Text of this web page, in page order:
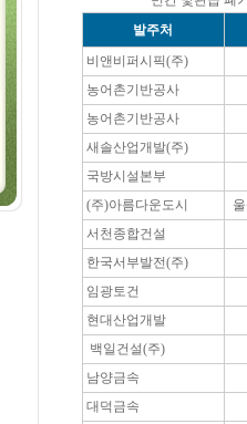
발주처
비앤비퍼시픽(주)
농어촌기반공사
농어촌기반공사
새솔산업개발(주)
국방시설본부
(주)아름다운도시
서천종합건설
한국서부발전(주)
임광토건
현대산업개발
백일건설(주)
남양금속
대덕금속